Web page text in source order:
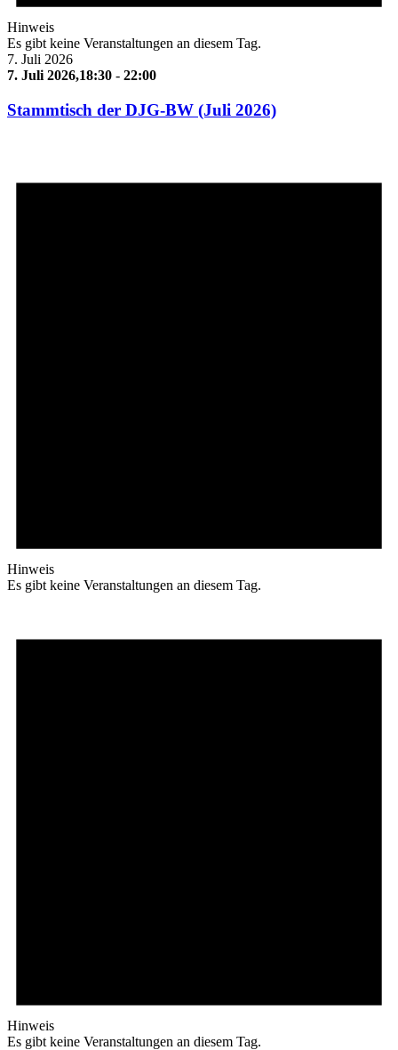
Hinweis
Es gibt keine Veranstaltungen an diesem Tag.
7. Juli 2026
7. Juli 2026,18:30 - 22:00
Stammtisch der DJG-BW (Juli 2026)
Hinweis
Es gibt keine Veranstaltungen an diesem Tag.
Hinweis
Es gibt keine Veranstaltungen an diesem Tag.